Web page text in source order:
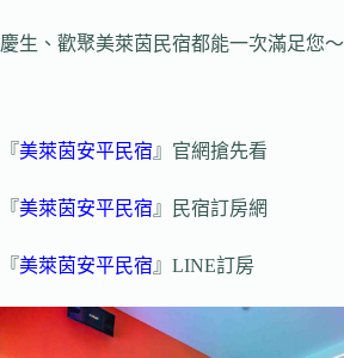
慶生、歡聚美萊茵民宿都能一次滿足您～
『美萊茵安平民宿』官網搶先看
『美萊茵安平民宿』民宿訂房網
『美萊茵安平民宿』LINE訂房